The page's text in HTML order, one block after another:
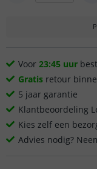
Voor 23:45 uur
Gratis retour
5 jaar garantie
Klantbeoordeling
Kies zelf een
Advies nodig?